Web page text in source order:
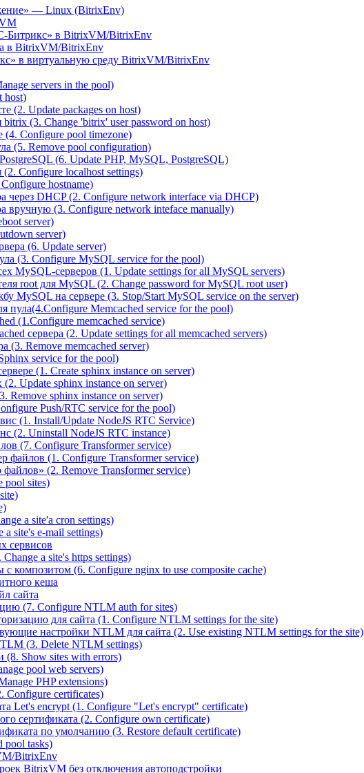
— Linux (BitrixEnv)
Битрикс» в BitrixVM/BitrixEnv
в BitrixVM/BitrixEnv
в виртуальную среду BitrixVM/BitrixEnv
servers in the pool)
host)
(2. Update packages on host)
bitrix (3. Change 'bitrix' user password on host)
(4. Configure pool timezone)
(5. Remove pool configuration)
(6. Update PHP, MySQL, PostgreSQL)
Configure localhost settings)
hostname)
через DHCP (2. Configure network interface via DHCP)
вручную (3. Configure network inteface manually)
server)
server)
(6. Update server)
(3. Configure MySQL service for the pool)
MySQL-серверов (1. Update settings for all MySQL servers)
root для MySQL (2. Change password for MySQL root user)
MySQL на сервере (3. Stop/Start MySQL service on the server)
пула(4.Configure Memcached service for the pool)
(1.Configure memcached service)
сервера (2. Update settings for all memcached servers)
(3. Remove memcached server)
service for the pool)
(1. Create sphinx instance on server)
Update sphinx instance on server)
Remove sphinx instance on server)
Push/RTC service for the pool)
(1. Install/Update NodeJS RTC Service)
(2. Uninstall NodeJS RTC instance)
(7. Configure Transformer service)
файлов (1. Configure Transformer service)
файлов» (2. Remove Transformer service)
pool sites)
a site'a cron settings)
site's e-mail settings)
сервисов
a site's https settings)
с композитом (6. Configure nginx to use composite cache)
кеша
сайта
(7. Configure NTLM auth for sites)
для сайта (1. Configure NTLM settings for the site)
настройки NTLM для сайта (2. Use existing NTLM settings for the site)
(3. Delete NTLM settings)
(8. Show sites with errors)
pool web servers)
PHP extensions)
Configure certificates)
Let's encrypt (1. Configure "Let's encrypt" certificate)
сертификата (2. Configure own certificate)
по умолчанию (3. Restore default certificate)
pool tasks)
BitrixEnv
BitrixVM без отключения автоподстройки